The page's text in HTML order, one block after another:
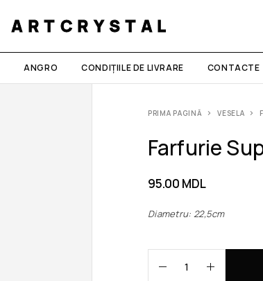
ARTCRYSTAL
ANGRO CONDIȚIILE DE LIVRARE CONTACTE
PRIMA PAGINĂ VESELA
Farfurie
95.00 MDL
Diametru: 22,5cm